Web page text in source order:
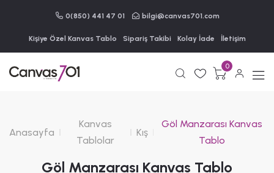
0(850) 441 47 01 bilgi@canvas701.com
Kişiye Özel Kanvas Tablo Sipariş Takibi Kolay İade İletişim
0
Anasayfa
Kanvas
Tablolar
Kış
Göl Manzarası Kanvas
Tablo
Göl Manzarası Kanvas Tablo